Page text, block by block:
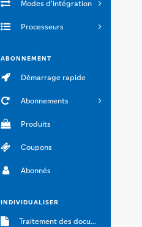
Modes d'intégration
Processeurs
ABONNEMENT
Démarrage rapide
Abonnements
Produits
Coupons
Abonnés
INDIVIDUALISER
Traitement des documents